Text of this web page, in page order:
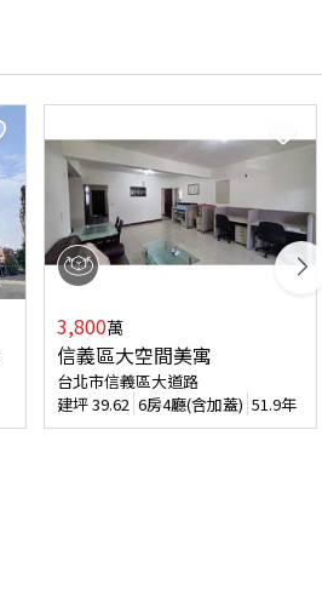
3,800萬
信義區大空間美寓
台北市信義區大道路
建坪39.62 6房4廳(含加蓋) 51.9年